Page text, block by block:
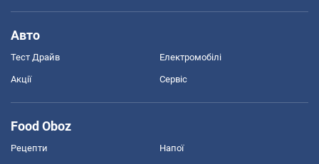
Авто
Тест Драйв Електромобілі
Акції Сервіс
Food Oboz
Рецепти Напої